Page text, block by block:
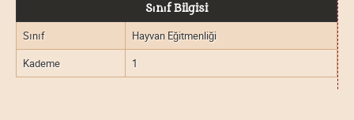
Sınıf Bilgisi
Sınıf
Hayvan Eğitmenliği
Kademe
1